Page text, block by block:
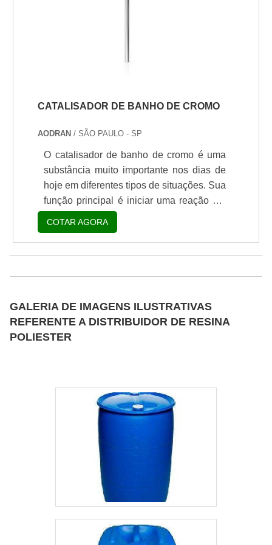
CATALISADOR DE BANHO DE CROMO
AODRAN / SÃO PAULO - SP
O catalisador de banho de cromo é uma
substância muito importante nos dias de
hoje em diferentes tipos de situações. Sua
função principal é iniciar uma reação em
alguns tipos de resinas à base de
solventes, promovendo, assim, reações
de forma efetiva e ainda permitindo um
por meio da dosagem. É FACILMENTE
importante sobre o produto é que ele é
facilmente solúvel em ésteres, e seu nível
de temperatura de aplicação pode variar.
COTAR AGORA
GALERIA DE IMAGENS ILUSTRATIVAS
REFERENTE A DISTRIBUIDOR DE RESINA
POLIESTER